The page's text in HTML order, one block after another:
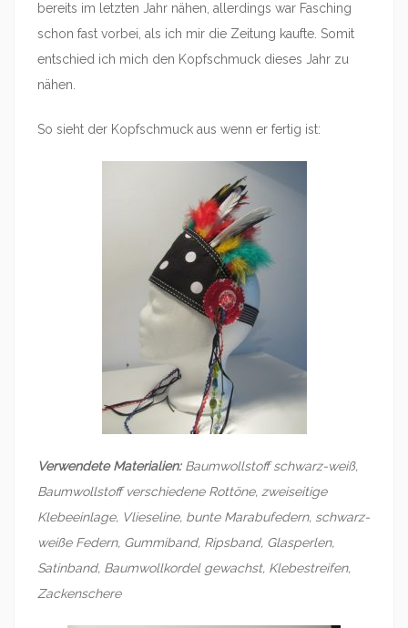
bereits im letzten Jahr nähen, allerdings war Fasching
schon fast vorbei, als ich mir die Zeitung kaufte. Somit
entschied ich mich den Kopfschmuck dieses Jahr zu
nähen.
So sieht der Kopfschmuck aus wenn er fertig ist:
Verwendete Materialien:Baumwollstoff schwarz-weiß,
Baumwollstoff verschiedene Rottöne, zweiseitige
Klebeeinlage, Vlieseline, bunte Marabufedern, schwarz-
weiße Federn, Gummiband, Ripsband, Glasperlen,
Satinband, Baumwollkordel gewachst, Klebestreifen,
Zackenschere